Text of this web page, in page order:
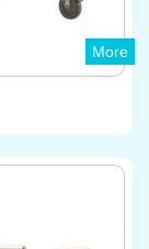
More